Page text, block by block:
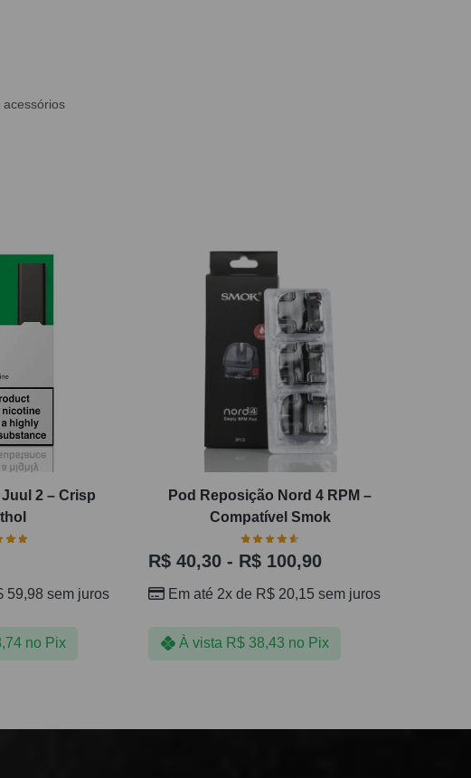
acessórios
2 – Crisp
59,98 sem juros
no Pix
Pod Reposição Nord 4 RPM –
Compatível Smok
R$40,30 - R$100,90
Em até 2x de R$20,15 sem juros
À vista R$38,43 no Pix